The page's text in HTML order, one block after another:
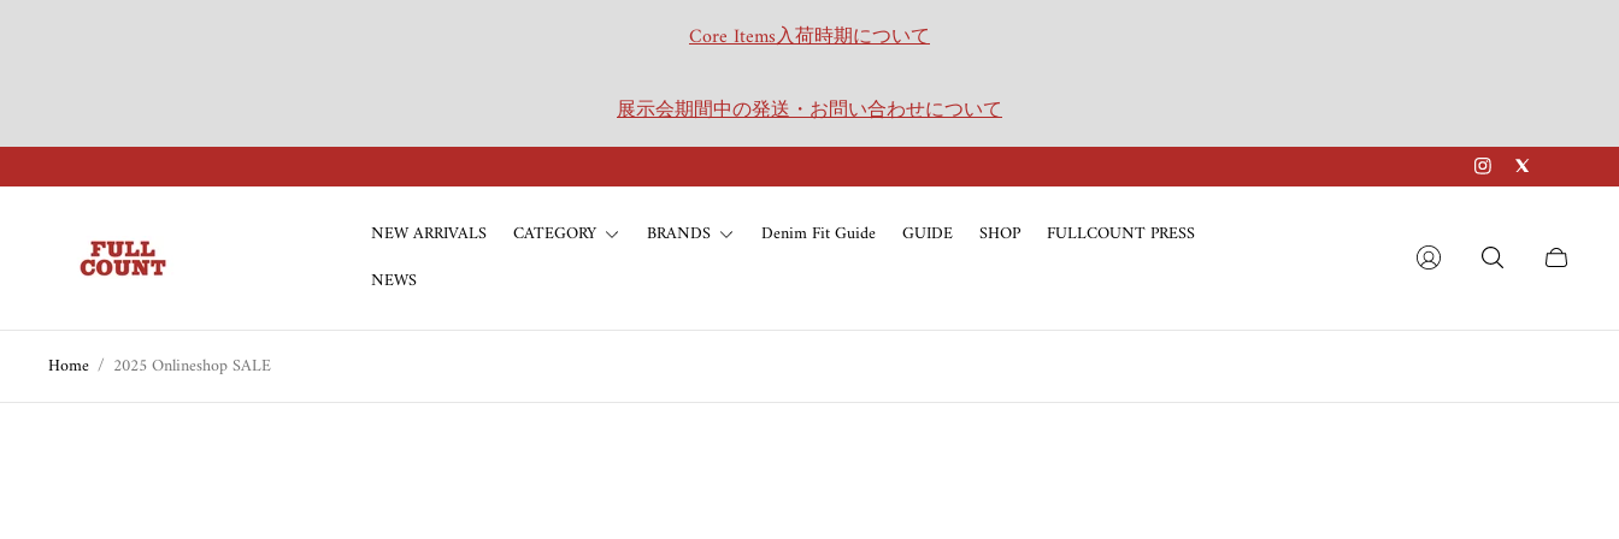
Core Items入荷時期について
展示会期間中の発送・お問い合わせについて
NEW ARRIVALS CATEGORY BRANDS Denim Fit Guide GUIDE SHOP
FULLCOUNT PRESS
NEWS
Cart
Home / 2025 Onlineshop SALE